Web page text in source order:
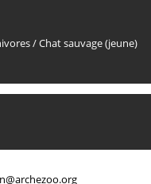
/Chat sauvage (jeune)